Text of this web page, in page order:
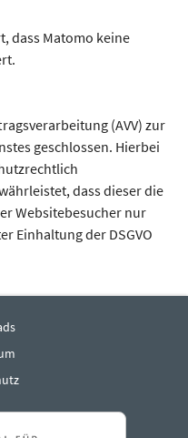
dass Matomo keine
(AVV) zur
geschlossen. Hierbei
dass dieser die
Websitebesucher nur
Einhaltung der DSGVO